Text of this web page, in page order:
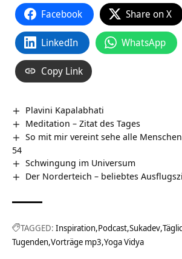
Facebook Share on X
LinkedIn WhatsApp
Copy Link
Plavini Kapalabhati
Meditation – Zitat des Tages
So mit mir vereint sehe alle
54
Schwingung im Universum
Der Norderteich – beliebtes
TAGGED: Inspiration Podcast Sukadev
Tugenden Vorträge mp3 Yoga Vidya